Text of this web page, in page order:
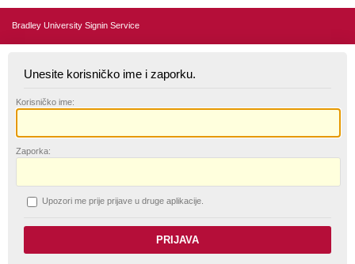
Bradley University Signin Service
Unesite korisničko ime i zaporku.
Korisničko ime:
Zaporka:
Upozori me prije prijave u druge aplikacije.